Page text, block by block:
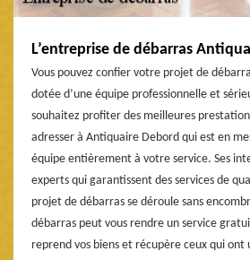
L’entreprise de débarras
Vous pouvez confier votre projet de
dotée d’une équipe professionnelle et
souhaitez profiter des meilleures
adresser à Antiquaire Debord qui est en
équipe entièrement à votre service. Ses
experts qui garantissent des services de
projet de débarras se déroule sans
débarras peut vous rendre un service
reprend vos biens et récupère ceux qui ont